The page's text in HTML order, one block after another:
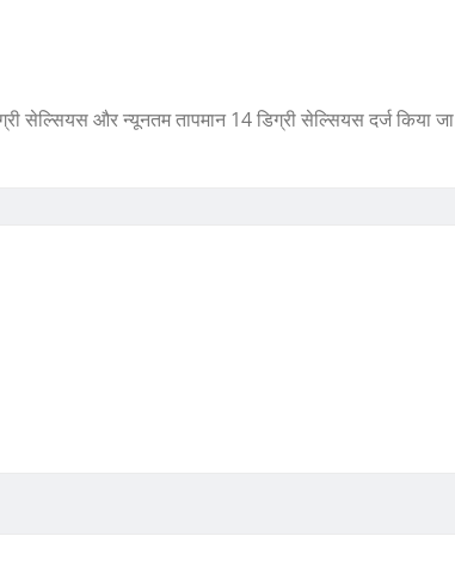
सेल्सियस और न्यूनतम तापमान 14 डिग्री सेल्सियस दर्ज किया जा